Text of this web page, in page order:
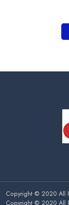
Copyright © 2020 All
Copyright © 2020 All